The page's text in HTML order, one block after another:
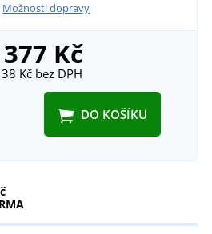
Možnosti dopravy
Kč
Kčbez DPH
DO KOŠÍKU